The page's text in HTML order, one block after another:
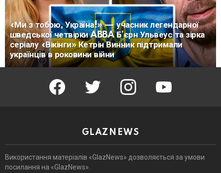
«Ми з тобою, Україна!» — учасник легендарної
шведської четвірки ABBA Б’єрн Ульвеус та зірка
серіалу «Вікінги» Кетрін Винник підтримали
українців в роковини війни
facebook twitter instagram youtube
GLAZNEWS
Використання матеріалів «GlazNews» дозволяється за умови
посилання на «GlazNews».